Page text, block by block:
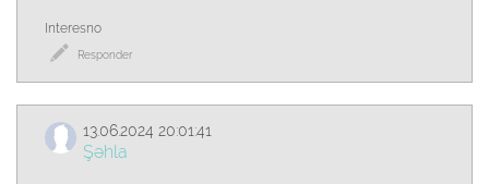
Interesno
Responder
13.06.2024 20:01:41
Şəhla